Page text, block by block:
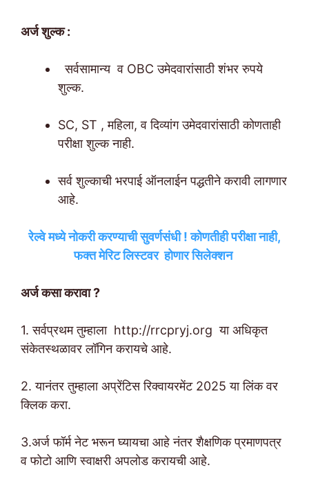
अर्ज शुल्क :
सर्वसामान्य व OBC उमेदवारांसाठी शंभर रुपये
शुल्क.
SC, ST , महिला, व दिव्यांग उमेदवारांसाठी कोणताही
परीक्षा शुल्क नाही.
सर्व शुल्काची भरपाई ऑनलाईन पद्धतीने करावी लागणार
आहे.
रेल्वे मध्ये नोकरी करण्याची सुवर्णसंधी ! कोणतीही परीक्षा नाही,
फक्त मेरिट लिस्टवर होणार सिलेक्शन
अर्ज कसा करावा ?
1. सर्वप्रथम तुम्हाला http://rrcpryj.org या अधिकृत
संकेतस्थळावर लॉगिन करायचे आहे.
2. यानंतर तुम्हाला अप्रेंटिस रिक्वायरमेंट 2025 या लिंक वर
क्लिक करा.
3.अर्ज फॉर्म नेट भरून घ्यायचा आहे नंतर शैक्षणिक प्रमाणपत्र
व फोटो आणि स्वाक्षरी अपलोड करायची आहे.